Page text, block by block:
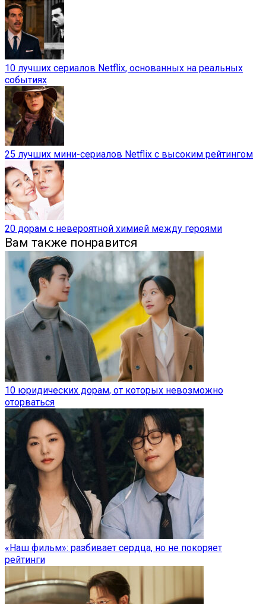
10 лучших сериалов Netflix, основанных на реальных
событиях
25 лучших мини-сериалов Netflix с высоким рейтингом
20 дорам с невероятной химией между героями
Вам также понравится
10 юридических дорам, от которых невозможно
оторваться
«Наш фильм»: разбивает сердца, но не покоряет
рейтинги